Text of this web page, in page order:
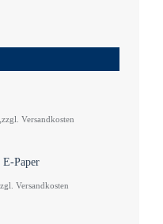
Versandkosten
Paper
Versandkosten